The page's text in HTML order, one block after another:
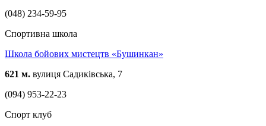
(048) 234-59-95
Спортивна школа
Школа бойових мистецтв «Бушинкан»
621 м. вулиця Садиківська, 7
(094) 953-22-23
Спорт клуб